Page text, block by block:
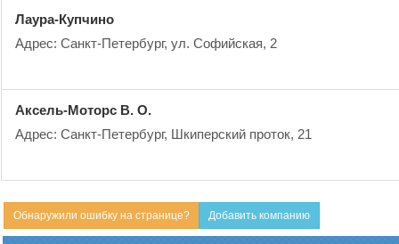
Лаура-Купчино
Адрес: Санкт-Петербург, ул. Софийская, 2
Аксель-Моторс В. О.
Адрес: Санкт-Петербург, Шкиперский проток, 21
Обнаружили ошибку на странице? Добавить компанию